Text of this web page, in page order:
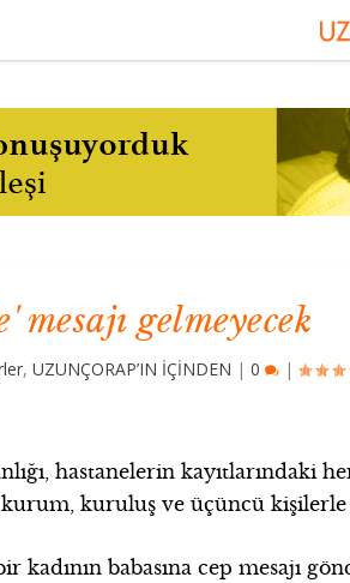
mesajı gelmeyecek
,UZUNÇORAP’IN İÇİNDEN |0 |
hastanelerin kayıtlarındaki
kurum, kuruluş ve üçüncü kişilerle
babasına cep mesajı